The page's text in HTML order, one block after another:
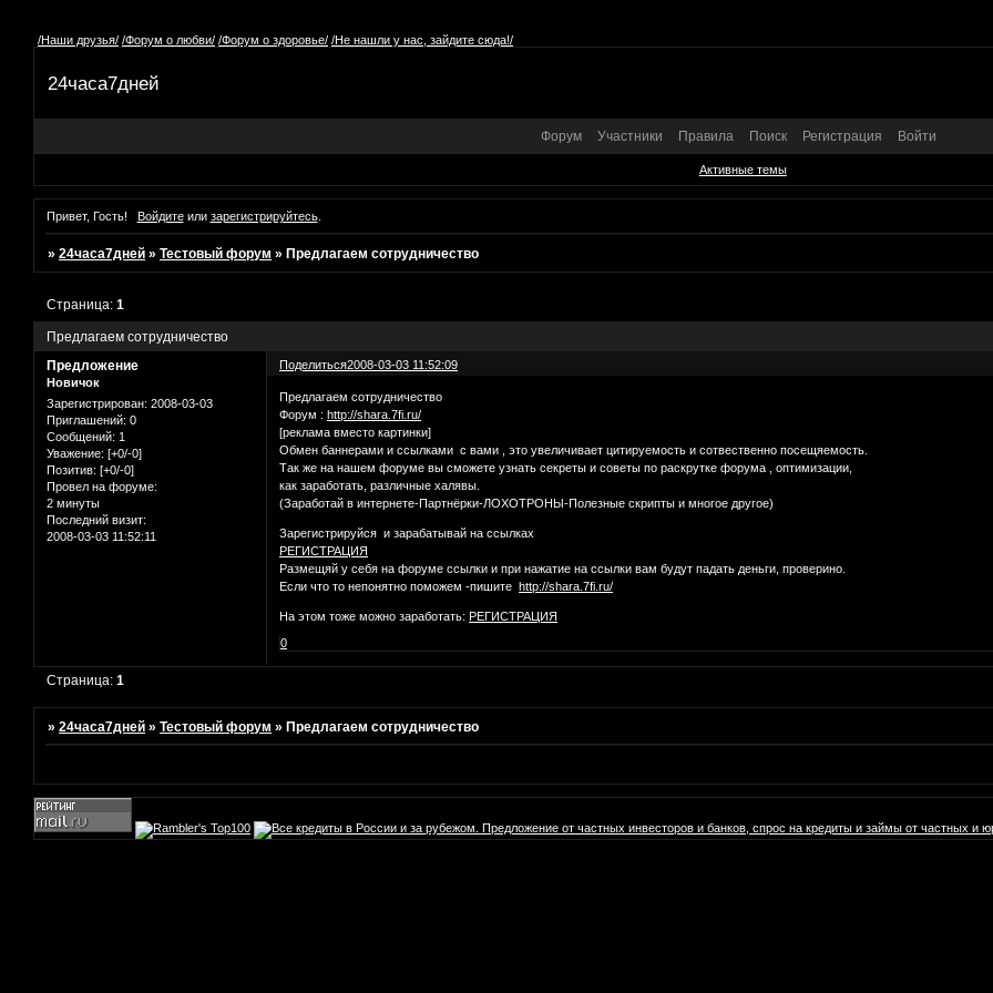
/Наши друзья/ /Форум о любви/ /Форум о здоровье/ /Не нашли у нас, зайдите сюда!/
24часа7дней
Форум Участники Правила Поиск Регистрация Войти
Активные темы
Привет, Гость! Войдитеили зарегистрируйтесь.
»24часа7дней »Тестовый форум »Предлагаем сотрудничество
Предлагаем сотрудничество
Страница:1
Поделиться2008-03-03 11:52:09
Предложение
Новичок
Зарегистрирован: 2008-03-03
Приглашений: 0
Сообщений: 1
Уважение: [+0/-0]
Позитив: [+0/-0]
Провел на форуме:
2 минуты
Последний визит:
2008-03-03 11:52:11
Предлагаем сотрудничество
Форум : http://shara.7fi.ru/
[реклама вместо картинки]
Обмен баннерами и ссылками с вами , это увеличивает цитируемость и сотвественно посещяемость.
Так же на нашем форуме вы сможете узнать секреты и советы по раскрутке форума , оптимизации,
как заработать, различные халявы.
(Заработай в интернете-Партнёрки-ЛОХОТРОНЫ-Полезные скрипты и многое другое)
Зарегистрируйся и зарабатывай на ссылках
РЕГИСТРАЦИЯ
Размещяй у себя на форуме ссылки и при нажатие на ссылки вам будут падать деньги, проверино.
Если что то непонятно поможем -пишите http://shara.7fi.ru/
На этом тоже можно заработать: РЕГИСТРАЦИЯ
0
Страница:1
»24часа7дней »Тестовый форум »Предлагаем сотрудничество